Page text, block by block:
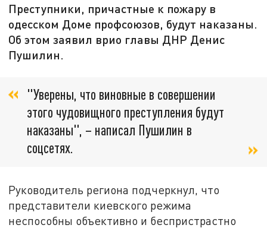
Преступники, причастные к пожару в
одесском Доме профсоюзов, будут наказаны.
Об этом заявил врио главы ДНР Денис
Пушилин.
"Уверены, что виновные в совершении
этого чудовищного преступления будут
наказаны", – написал Пушилин в
соцсетях.
Руководитель региона подчеркнул, что
представители киевского режима
неспособны объективно и беспристрастно